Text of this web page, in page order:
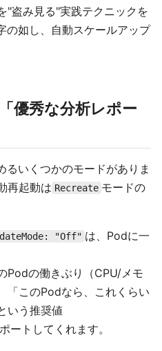
"盗み見る"実践テクニックを
の如し、自動スケールアップ
優秀な分析レポー
るいくつかのモードがありま
再起動は Recreate モードの
"Off" は、Podに一
Podの働きぶり（CPU/メモ
「このPodなら、これくらい
いう推奨値
ートしてくれます。